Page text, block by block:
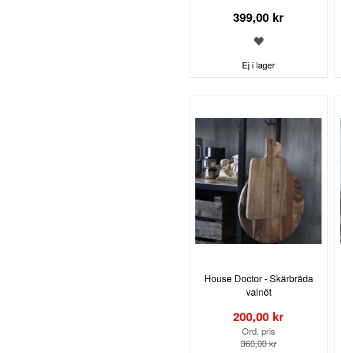
399,00 kr
Ej i lager
LÄGG
I
ÖNSKELISTA
House Doctor - Skärbräda
valnöt
200,00 kr
Ord. pris
360,00 kr